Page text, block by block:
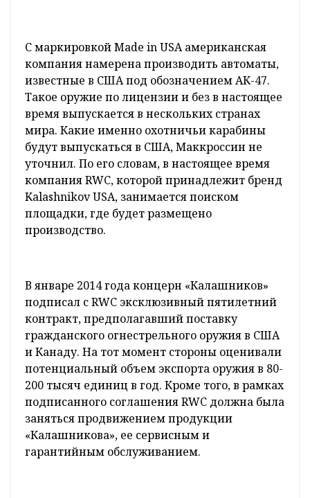
С маркировкой Made in USA американская
компания намерена производить автоматы,
известные в США под обозначением АК-47.
Такое оружие по лицензии и без в настоящее
время выпускается в нескольких странах
мира. Какие именно охотничьи карабины
будут выпускаться в США, Маккроссин не
уточнил. По его словам, в настоящее время
компания RWC, которой принадлежит бренд
Kalashnikov USA, занимается поиском
площадки, где будет размещено
производство.
В январе 2014 года концерн «Калашников»
подписал с RWC эксклюзивный пятилетний
контракт, предполагавший поставку
гражданского огнестрельного оружия в США
и Канаду. На тот момент стороны оценивали
потенциальный объем экспорта оружия в 80-
200 тысяч единиц в год. Кроме того, в рамках
подписанного соглашения RWC должна была
заняться продвижением продукции
«Калашникова», ее сервисным и
гарантийным обслуживанием.